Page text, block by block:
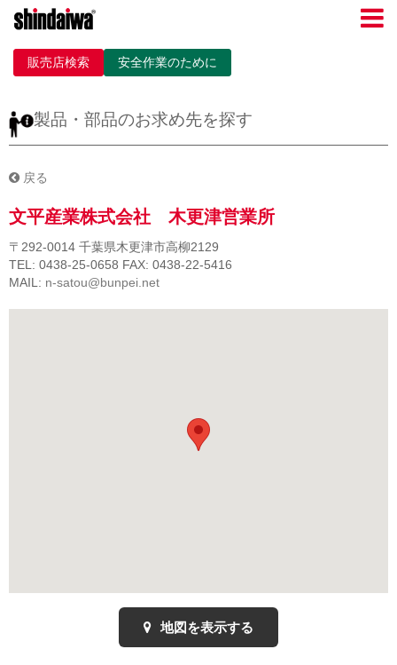
販売店検索 安全作業のために
製品・部品のお求め先を探す
戻る
文平産業株式会社 木更津営業所
〒292-0014 千葉県木更津市高柳2129
TEL: 0438-25-0658 FAX: 0438-22-5416
MAIL: n-satou@bunpei.net
地図を表示する